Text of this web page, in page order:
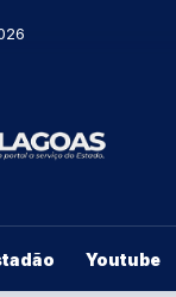
Youtube